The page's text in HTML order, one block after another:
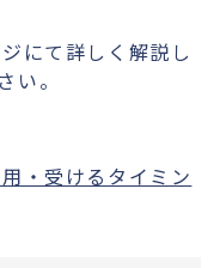
にて詳しく解説し
い。
・受けるタイミン